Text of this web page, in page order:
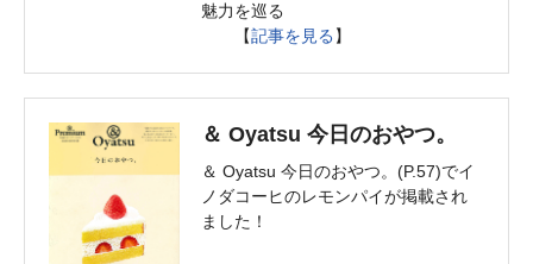
魅力を巡る
【記事を見る 】
＆ Oyatsu 今日のおやつ。
＆ Oyatsu 今日のおやつ。(P.57)でイ
ノダコーヒのレモンパイが掲載され
ました！